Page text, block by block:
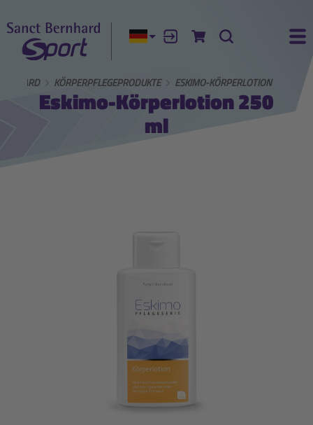
Aktuelle Sprache:
AnmeldenZum Warenkorb
Suche
KÖRPERPFLEGEPRODUKTE ESKIMO-KÖRPERLOTION
Eskimo-Körperlotion 250
ml